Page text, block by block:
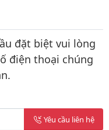
đặt biệt vui lòng
điện thoại chúng
Yêu cầu liên hệ